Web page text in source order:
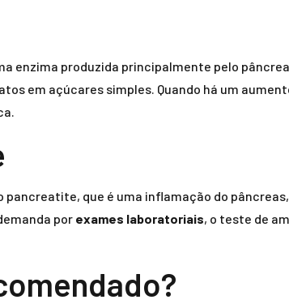
enzima produzida principalmente pelo
em açúcares simples. Quando há um
que é uma inflamação do
por exames laboratoriais, o teste de